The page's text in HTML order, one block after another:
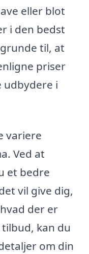
eller blot
i den bedst
til, at
priser
udbydere i
variere
Ved at
et bedre
vil give dig,
der er
kan du
om din